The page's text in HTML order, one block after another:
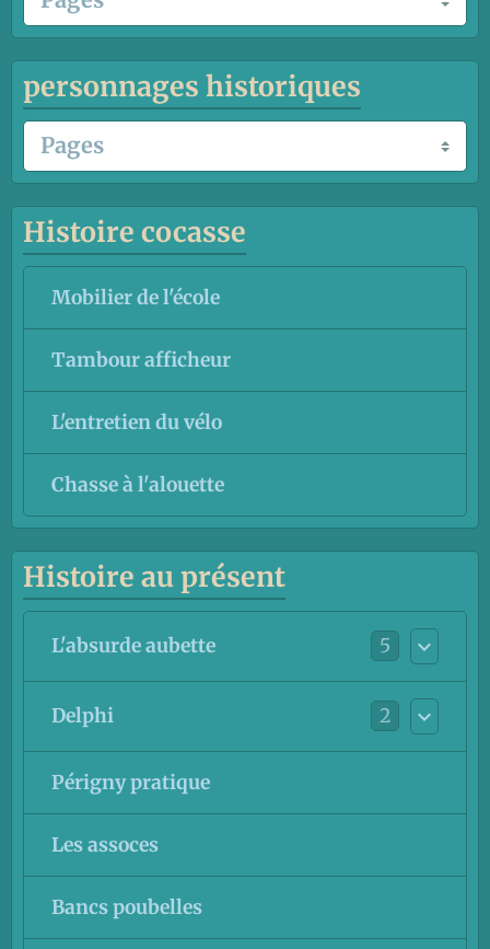
personnages historiques
Histoire cocasse
Mobilier de l'école
Tambour afficheur
L'entretien du vélo
Chasse à l'alouette
Histoire au présent
L'absurde aubette 5
Delphi 2
Périgny pratique
Les assoces
Bancs poubelles